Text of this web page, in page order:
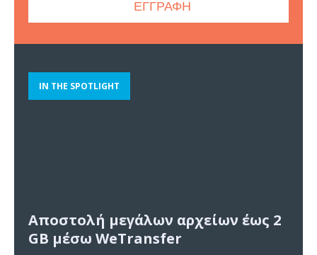
IN THE SPOTLIGHT
Αποστολή μεγάλων αρχείων έως 2
GB μέσω WeTransfer